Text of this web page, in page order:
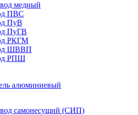
медный
ПВС
ПуВ
ПуГВ
РКГМ
ШВВП
РПШ
алюминиевый
самонесущий (СИП)